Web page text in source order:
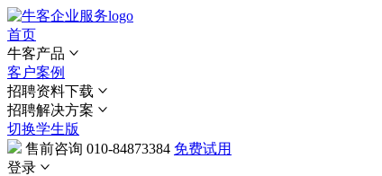
首页
牛客产品
客户案例
招聘资料下载
招聘解决方案
切换学生版
售前咨询 010-84873384 免费试用
登录